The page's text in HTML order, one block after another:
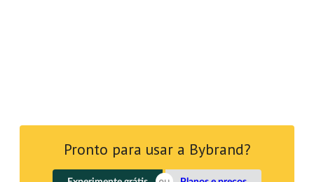
Pronto para usar a Bybrand?